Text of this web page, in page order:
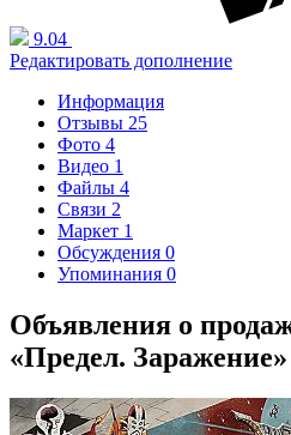
9.04
Редактировать дополнение
Информация
Отзывы 25
Фото 4
Видео 1
Файлы 4
Связи 2
Маркет 1
Обсуждения 0
Упоминания 0
Объявления о
«Предел. Заражение»